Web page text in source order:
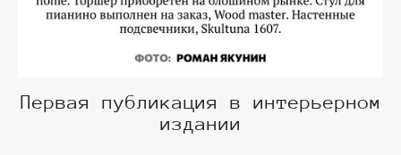
Первая публикация в интерьерном
издании